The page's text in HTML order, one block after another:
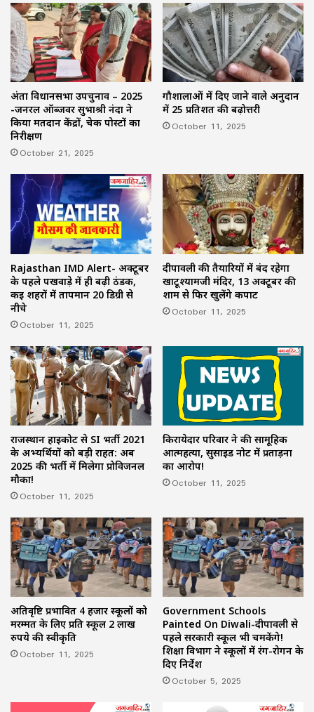
अंता विधानसभा उपचुनाव – 2025
-जनरल ऑब्जर्वर सुभाश्री नंदा ने
किया मतदान केंद्रों, चेक पोस्टों का
निरीक्षण
October 21, 2025
गौशालाओं में दिए जाने वाले अनुदान
में 25 प्रतिशत की बढ़ोत्तरी
October 11, 2025
Rajasthan IMD Alert- अक्टूबर
के पहले पखवाड़े में ही बढ़ी ठंडक,
कई शहरों में तापमान 20 डिग्री से
नीचे
October 11, 2025
दीपावली की तैयारियों में बंद रहेगा
खाटूश्यामजी मंदिर, 13 अक्टूबर की
शाम से फिर खुलेंगे कपाट
October 11, 2025
राजस्थान हाईकोर्ट से SI भर्ती 2021
के अभ्यर्थियों को बड़ी राहत: अब
2025 की भर्ती में मिलेगा प्रोविजनल
मौका!
October 11, 2025
किरायेदार परिवार ने की सामूहिक
आत्महत्या, सुसाइड नोट में प्रताड़ना
का आरोप!
October 11, 2025
अतिवृष्टि प्रभावित 4 हजार स्कूलों को
मरम्मत के लिए प्रति स्कूल 2 लाख
रुपये की स्वीकृति
October 11, 2025
Government Schools
Painted On Diwali-दीपावली से
पहले सरकारी स्कूल भी चमकेंगे!
शिक्षा विभाग ने स्कूलों में रंग-रोगन के
दिए निर्देश
October 5, 2025